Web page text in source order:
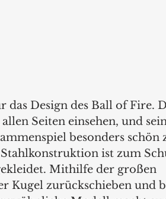
das Design des Ball of Fire.
Seiten einsehen, und
besonders schön
ist zum
Mithilfe der großen
Kugel zurückschieben und